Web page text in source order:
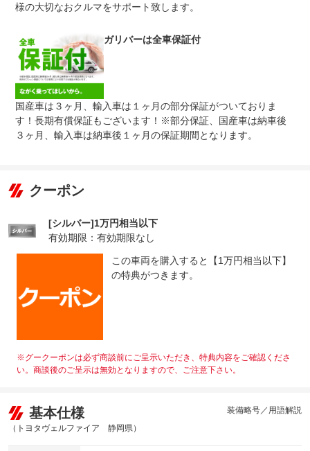
免責金
料プランを選択された方は、２年目以降の修理１回に対し
て、１．５万円の免責金を申し受けます。●詳しくはスタ
ッフまでお問い合わせください。
保証修理
受付先
●当店までご連絡ください。ご遠方の方は当店で受付後、
お近くのガリバー店舗または修理工場のご案内をいたしま
すので、お気軽にお申し付けください。
法定整備
整備付 法定12ヶ月または法定24ヶ月点検整備付
※車検なし・車検整備付の場合は法定24ヶ月点検整備付
について
月点検（車検取得のみ）を実施※有償にて「ケアパック」
もご用意しております。
様の大切なおクルマをサポート致します。
ガリバーは全車保証付
国産車は３ヶ月、輸入車は１ヶ月の部分保証がついておりま
す！長期有償保証もございます！※部分保証、国産車は納車後
３ヶ月、輸入車は納車後１ヶ月の保証期間となります。
クーポン
[シルバー]1万円相当以下
有効期限：有効期限なし
この車両を購入すると【1万円相当以下】
の特典がつきます。
※グークーポンは必ず商談前にご呈示いただき、特典内容をご確認くださ
い。商談後のご呈示は無効となりますので、ご注意下さい。
基本仕様
（トヨタヴェルファイア 静岡県）
装備略号／用語解説